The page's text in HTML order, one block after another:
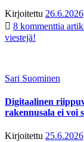
Kirjoitettu 26.6.2026
8 kommenttia
viestejä!
Sari Suominen
Digitaalinen
rakennusala ei voi
Kirjoitettu 25.6.2026